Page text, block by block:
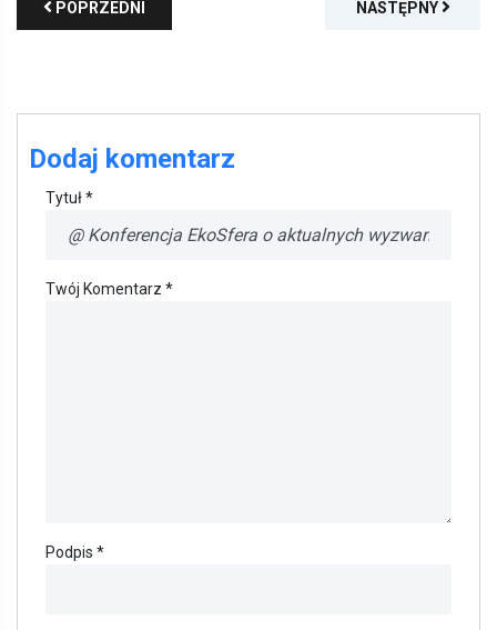
POPRZEDNI NASTĘPNY
Dodaj komentarz
Tytuł *
Twój Komentarz *
Podpis *